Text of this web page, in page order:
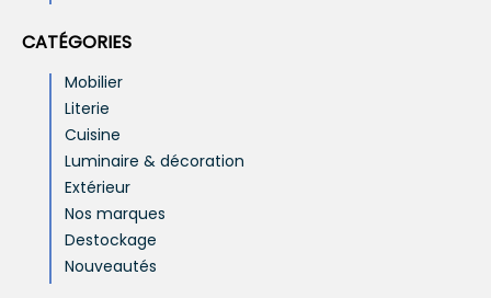
CATÉGORIES
Mobilier
Literie
Cuisine
Luminaire & décoration
Extérieur
Nos marques
Destockage
Nouveautés